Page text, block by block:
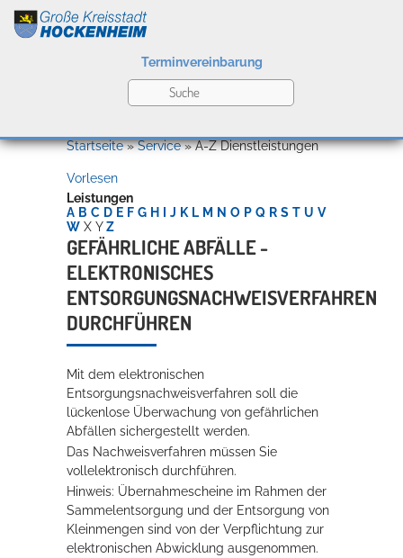
Kultur
Bildung
Wirtschaft
Rathaus
Service
Terminvereinbarung
Willkommen in Hockenheim
Konzerte, Tagungen und vieles mehr
Startseite»Service»A-Z Dienstleistungen
Vorlesen
Leistungen
A B C D E F G H J K L M N O P Q R S T U V
W X Y Z
GEFÄHRLICHE ABFÄLLE -
ELEKTRONISCHES
ENTSORGUNGSNACHWEISVERFAHREN
DURCHFÜHREN
Mit dem elektronischen
Entsorgungsnachweisverfahren soll die
lückenlose Überwachung von gefährlichen
Abfällen sichergestellt werden.
Das Nachweisverfahren müssen Sie
vollelektronisch durchführen.
Hinweis: Übernahmescheine im Rahmen der
Sammelentsorgung und der Entsorgung von
Kleinmengen sind von der Verpflichtung zur
elektronischen Abwicklung ausgenommen.